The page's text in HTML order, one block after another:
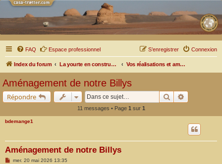
FAQ Espace professionnel Connexion
S’enregistrer
Index du forum La yourte en construction ou en cours de modifications Vos réalisations et aménagements
Aménagement de notre Billys
Répondre Rechercher
11 messages • Page 1 sur 1
bdemange1
Aménagement de notre Billys
Mmer. 20 mai 2026 13:35